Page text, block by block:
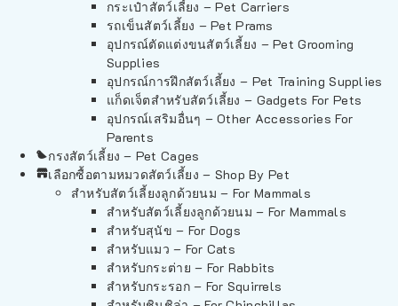
กระเป๋าสัตว์เลี้ยง – Pet Carriers
รถเข็นสัตว์เลี้ยง – Pet Prams
อุปกรณ์ตัดแต่งขนสัตว์เลี้ยง – Pet Grooming
Supplies
อุปกรณ์การฝึกสัตว์เลี้ยง – Pet Training Supplies
แก็ดเจ็ตสำหรับสัตว์เลี้ยง – Gadgets For Pets
อุปกรณ์เสริมอื่นๆ – Other Accessories For
Parents
กรงสัตว์เลี้ยง – Pet Cages
เลือกซื้อตามหมวดสัตว์เลี้ยง – Shop By Pet
สำหรับสัตว์เลี้ยงลูกด้วยนม – For Mammals
สำหรับสัตว์เลี้ยงลูกด้วยนม – For Mammals
สำหรับสุนัข – For Dogs
สำหรับแมว – For Cats
สำหรับกระต่าย – For Rabbits
สำหรับกระรอก – For Squirrels